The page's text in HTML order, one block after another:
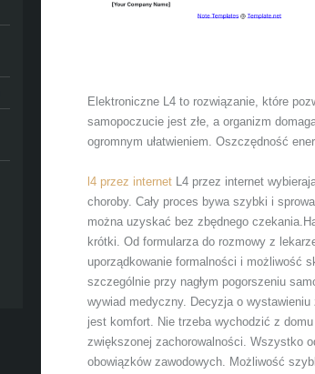
Elektroniczne L4 to rozwiązanie, które
samopoczucie jest złe, a organizm
ogromnym ułatwieniem. Oszczędność
l4 przez internet L4 przez internet
choroby. Cały proces bywa szybki i
można uzyskać bez zbędnego
krótki. Od formularza do rozmowy z
uporządkowanie formalności i możliwość
szczególnie przy nagłym pogorszeniu
wywiad medyczny. Decyzja o
jest komfort. Nie trzeba wychodzić z
zwiększonej zachorowalności. Wszystko
obowiązków zawodowych. Możliwość